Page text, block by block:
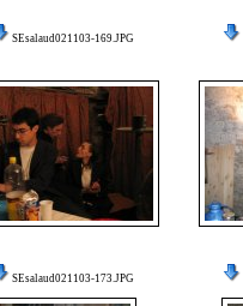
SEsalaud021103-169.JPG
SEsalaud021103-173.JPG